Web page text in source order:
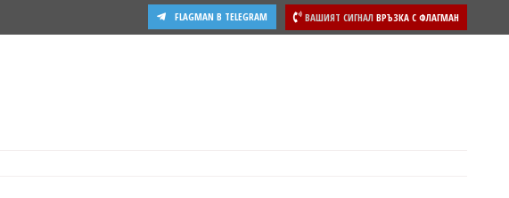
ВАШИЯТ СИГНАЛ ВРЪЗКА С ФЛАГМАН
FLAGMAN В TELEGRAM